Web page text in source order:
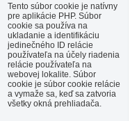
Tento súbor cookie je natívny
pre aplikácie PHP. Súbor
cookie sa používa na
ukladanie a identifikáciu
jedinečného ID relácie
používateľa na účely riadenia
relácie používateľa na
webovej lokalite. Súbor
cookie je súbor cookie relácie
a vymaže sa, keď sa zatvoria
všetky okná prehliadača.